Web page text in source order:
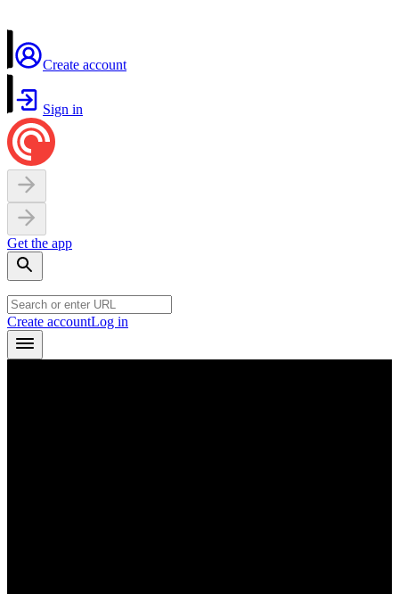
Create account
Sign in
Get the app
Create accountLog in